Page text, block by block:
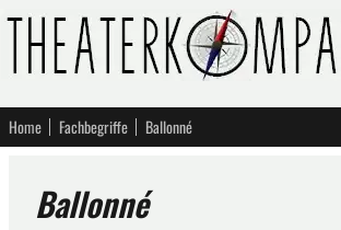
Home Fachbegriffe Ballonné
Ballonné